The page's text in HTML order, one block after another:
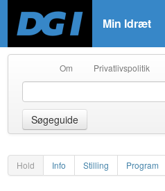
Min Idræt
Om Privatlivspolitik
Søgeguide
Hold Info Stilling Program